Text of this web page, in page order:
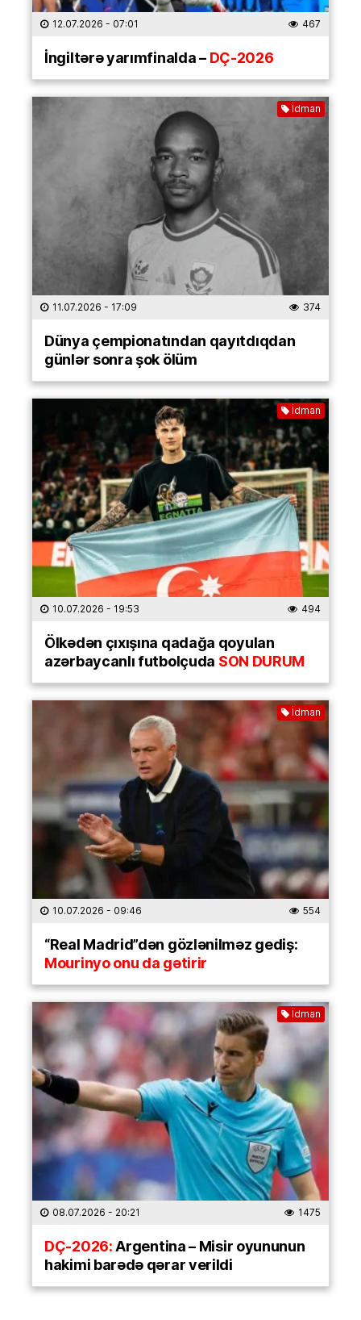
12.07.2026 - 07:01 467
İngiltərə yarımfinalda –DÇ-2026
İdman
11.07.2026 - 17:09 374
Dünya çempionatından qayıtdıqdan
günlər sonra şok ölüm
İdman
10.07.2026 - 19:53 494
Ölkədən çıxışına qadağa qoyulan
azərbaycanlı futbolçuda SON DURUM
İdman
10.07.2026 - 09:46 554
“Real Madrid”dən gözlənilməz gediş:
Mourinyo onu da gətirir
İdman
08.07.2026 - 20:21 1475
DÇ-2026:Argentina – Misir oyununun
hakimi barədə qərar verildi